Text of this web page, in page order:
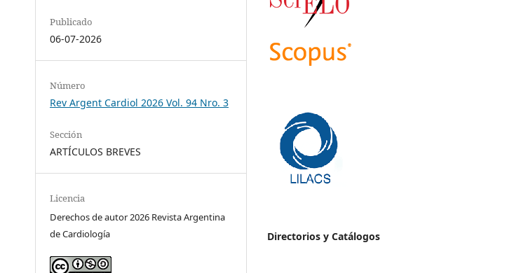
Publicado
06-07-2026
Número
Rev Argent Cardiol 2026 Vol. 94 Nro. 3
Sección
ARTÍCULOS BREVES
Licencia
Derechos de autor 2026 Revista Argentina
de Cardiología
Directorios y Catálogos